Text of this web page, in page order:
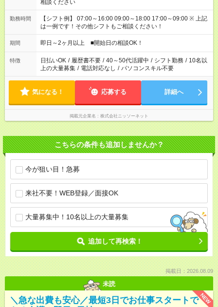
相談ください
勤務時間
【シフト例】 07:00～16:00 09:00～18:00 17:00～09:00 ※ 上記
は一例です！その他シフトもご相談ください！
期間 即日～2ヶ月以上 ■開始日の相談OK！
特徴 日払いOK / 履歴書不要 / 40～50代活躍中 / シフト勤務 / 10名以
上の大量募集 / 電話対応なし / パソコンスキル不要
気になる！ 応募する 詳細へ
掲載元企業名 株式会社ニッソーネット
こちらの条件も追加しませんか？
今が狙い目！急募
来社不要！WEB登録／面接OK
大量募集中！10名以上の大量募集
追加して再検索！
掲載日：2026.08.09
未読
NEW
＼急な出費も安心／最短3日でお仕事スタートで